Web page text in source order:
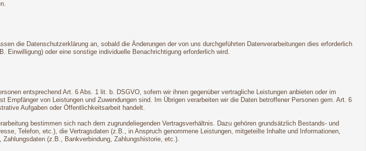
die Datenschutzerklärung an, sobald die Änderungen der von uns durchgeführten Datenverarbeitungen dies erforderlich
Einwilligung) oder eine sonstige individuelle Benachrichtigung erforderlich wird.
entsprechend Art. 6 Abs. 1 lit. b. DSGVO, sofern wir ihnen gegenüber vertragliche Leistungen anbieten oder im
von Leistungen und Zuwendungen sind. Im Übrigen verarbeiten wir die Daten betroffener Personen gem. Art. 6
Aufgaben oder Öffentlichkeitsarbeit handelt.
bestimmen sich nach dem zugrundeliegenden Vertragsverhältnis. Dazu gehören grundsätzlich Bestands- und
Telefon, etc.), die Vertragsdaten (z.B., in Anspruch genommene Leistungen, mitgeteilte Inhalte und Informationen,
(z.B., Bankverbindung, Zahlungshistorie, etc.).